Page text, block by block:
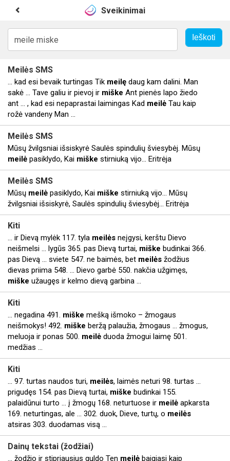
Sveikinimai
Meilės SMS
... kad esi bevaik turtingas Tik meilę daug kam dalini. Man
sakė ... Tave galiu ir pievoj ir miške Ant pienės lapo žiedo
ant ... , kad esi nepaprastai laimingas Kad meilė Tau kaip
rožė vandeny Man ...
Meilės SMS
Mūsų žvilgsniai išsiskyrė Saulės spindulių šviesybėj. Mūsų
meilė pasiklydo, Kai miške stirniuką vijo... Eritrėja
Meilės SMS
Mūsų meilė pasiklydo, Kai miške stirniuką vijo... Mūsų
žvilgsniai išsiskyrė, Saulės spindulių šviesybėj... Eritrėja
Kiti
... ir Dievą mylėk 117. tyla meilės neįgysi, kerštu Dievo
neišmelsi ... lygūs 365. pas Dievą turtai, miške budinkai 366.
pas Dievą ... sviete 547. ne baimės, bet meilės žodžius
dievas priima 548. ... Dievo garbė 550. nakčia užgimęs,
miške užaugęs ir kelmo dievą garbina ...
Kiti
... negadina 491. miške mešką išmoko – žmogaus
neišmokys! 492. miške beržą palaužia, žmogaus ... žmogus,
meluoja ir ponas 500. meilė duoda žmogui laimę 501.
medžias ...
Kiti
... 97. turtas naudos turi, meilės, laimės neturi 98. turtas ...
prigudęs 154. pas Dievą turtai, miške budinkai 155.
palaidūnui turto ... į žmogų 168. neturtuose ir meilė apkarsta
169. neturtingas, ale ... 302. duok, Dieve, turtų, o meilės
atsiras 303. duodamas visą ...
Dainų tekstai (žodžiai)
... žodžio ir stipriausius guldo Ten meilė baigiasi kaip